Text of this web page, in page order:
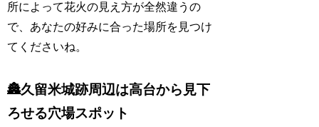
所によって花火の見え方が全然違うの
で、あなたの好みに合った場所を見つけ
てくださいね。
🏯久留米城跡周辺は高台から見下
ろせる穴場スポット